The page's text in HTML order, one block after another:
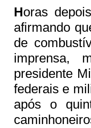
Horas
afirmando
de
imprensa,
presidente
federais e
após o